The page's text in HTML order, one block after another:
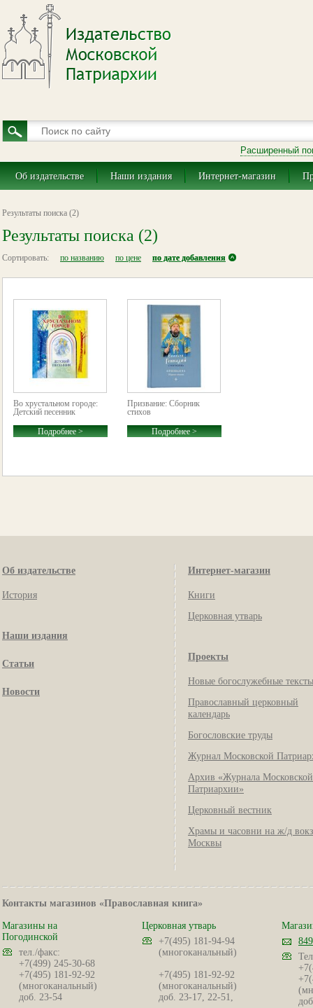
Расширенный
Об издательстве Наши издания Интернет-магазин
Результаты поиска (2)
Результаты поиска (2)
Сортировать: по названию по цене по дате добавления
Во хрустальном городе:
Детский песенник
Подробнее >
Призвание: Сборник
стихов
Подробнее >
Об издательстве
История
Наши издания
Статьи
Новости
Интернет-магазин
Книги
Церковная утварь
Проекты
Новые богослужебные тексты
Православный церковный
календарь
Богословские труды
Журнал Московской
Архив «Журнала Московской
Патриархии»
Церковный вестник
Храмы и часовни на ж/д
Москвы
Контакты магазинов «Православная книга»
Магазины на
Погодинской
тел./факс:
+7(499) 245-30-68
+7(495) 181-92-92
(многоканальный)
доб. 23-54
Церковная утварь
+7(495) 181-94-94
(многоканальный)
+7(495) 181-92-92
(многоканальный)
доб. 23-17, 22-51,